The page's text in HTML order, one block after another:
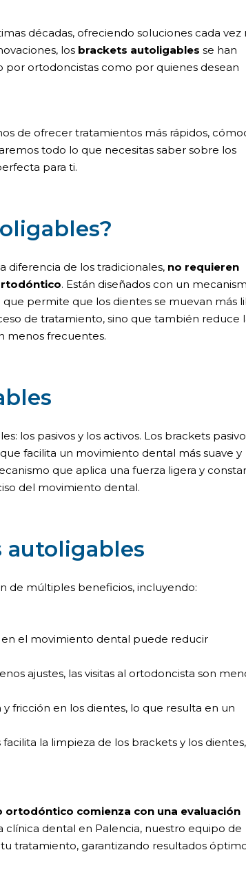
décadas, ofreciendo soluciones cada vez
los brackets autoligables se han
ortodoncistas como por quienes desean
de ofrecer tratamientos más rápidos,
todo lo que necesitas saber sobre los
para ti.
diferencia de los tradicionales, no requieren
. Están diseñados con un
permite que los dientes se muevan más
de tratamiento, sino que también reduce
menos frecuentes.
los pasivos y los activos. Los brackets
facilita un movimiento dental más suave y
que aplica una fuerza ligera y
del movimiento dental.
autoligables
de múltiples beneficios, incluyendo:
en el movimiento dental puede reducir
ajustes, las visitas al ortodoncista son
y fricción en los dientes, lo que resulta en un
facilita la limpieza de los brackets y los dientes,
ortodóntico comienza con una evaluación
clínica dental en Palencia, nuestro equipo de
tratamiento, garantizando resultados